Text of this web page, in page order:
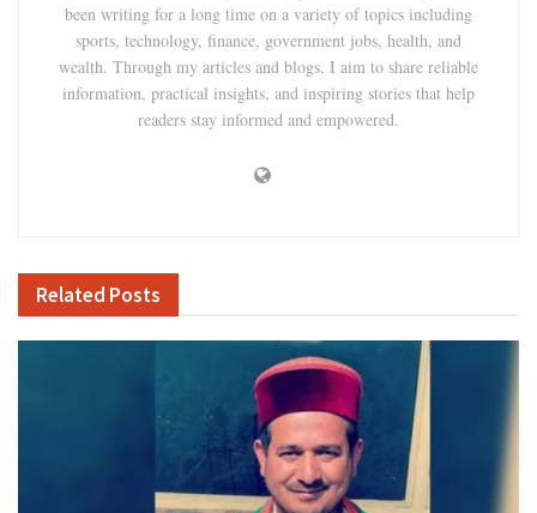
been writing for a long time on a variety of topics including
sports, technology, finance, government jobs, health, and
wealth. Through my articles and blogs, I aim to share reliable
information, practical insights, and inspiring stories that help
readers stay informed and empowered.
Related Posts